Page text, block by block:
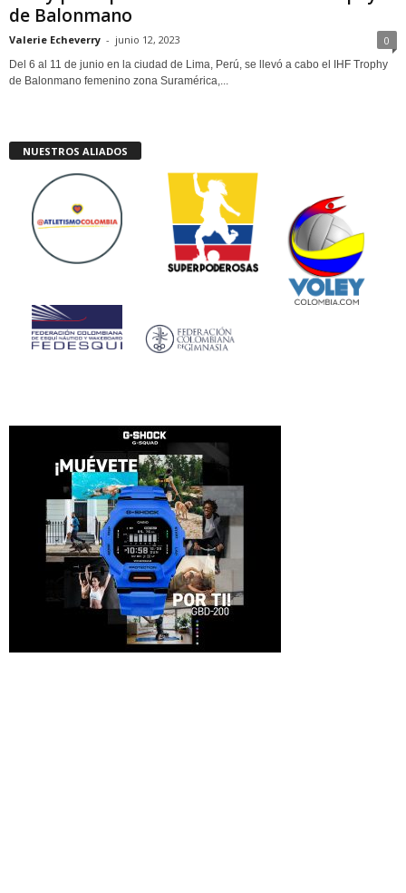
de Balonmano
Valerie Echeverry - junio 12, 2023 0
Del 6 al 11 de junio en la ciudad de Lima, Perú, se llevó a cabo el IHF Trophy
de Balonmano femenino zona Suramérica,...
NUESTROS ALIADOS